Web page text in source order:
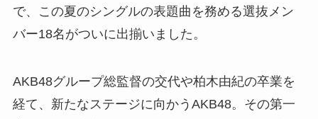
で、この夏のシングルの表題曲を務める選抜メン
バー18名がついに出揃いました。
AKB48グループ総監督の交代や柏木由紀の卒業を
経て、新たなステージに向かうAKB48。その第一